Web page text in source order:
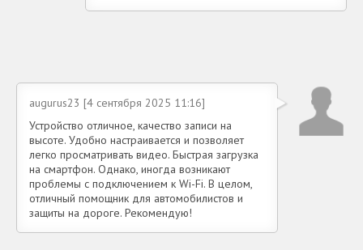
augurus23 [4 сентября 2025 11:16]
Устройство отличное, качество записи на
высоте. Удобно настраивается и позволяет
легко просматривать видео. Быстрая загрузка
на смартфон. Однако, иногда возникают
проблемы с подключением к Wi-Fi. В целом,
отличный помощник для автомобилистов и
защиты на дороге. Рекомендую!